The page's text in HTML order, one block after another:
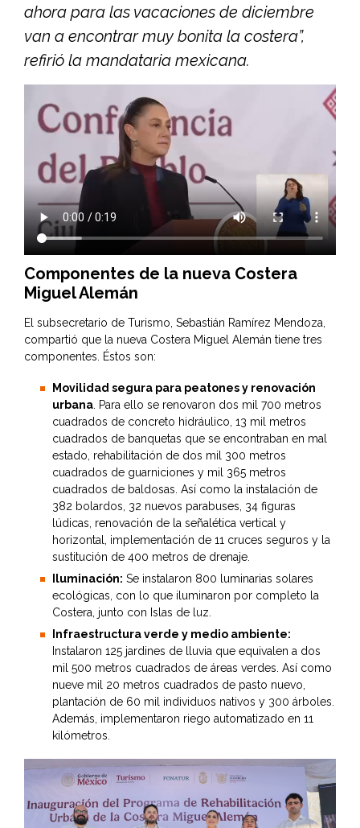
ahora para las vacaciones de diciembre
van a encontrar muy bonita la costera”,
refirió la mandataria mexicana.
Componentes de la nueva Costera
Miguel Alemán
El subsecretario de Turismo, Sebastián Ramírez Mendoza,
compartió que la nueva Costera Miguel Alemán tiene tres
componentes. Éstos son:
Movilidad segura para peatones y renovación
urbana . Para ello se renovaron dos mil 700 metros
cuadrados de concreto hidráulico, 13 mil metros
cuadrados de banquetas que se encontraban en mal
estado, rehabilitación de dos mil 300 metros
cuadrados de guarniciones y mil 365 metros
cuadrados de baldosas. Así como la instalación de
382 bolardos, 32 nuevos parabuses, 34 figuras
lúdicas, renovación de la señalética vertical y
horizontal, implementación de 11 cruces seguros y la
sustitución de 400 metros de drenaje.
Iluminación: Se instalaron 800 luminarias solares
ecológicas, con lo que iluminaron por completo la
Costera, junto con Islas de luz.
Infraestructura verde y medio ambiente:
Instalaron 125 jardines de lluvia que equivalen a dos
mil 500 metros cuadrados de áreas verdes. Así como
nueve mil 20 metros cuadrados de pasto nuevo,
plantación de 60 mil individuos nativos y 300 árboles.
Además, implementaron riego automatizado en 11
kilómetros.